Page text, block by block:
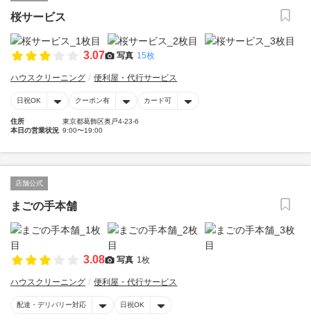
桜サービス
3.07 写真 15枚
ハウスクリーニング 便利屋・代行サービス
日祝OK クーポン有 カード可
住所
東京都葛飾区奥戸4-23-6
本日の営業状況 9:00〜19:00
店舗公式
まごの手本舗
3.08 写真 1枚
ハウスクリーニング 便利屋・代行サービス
配達・デリバリー対応 日祝OK